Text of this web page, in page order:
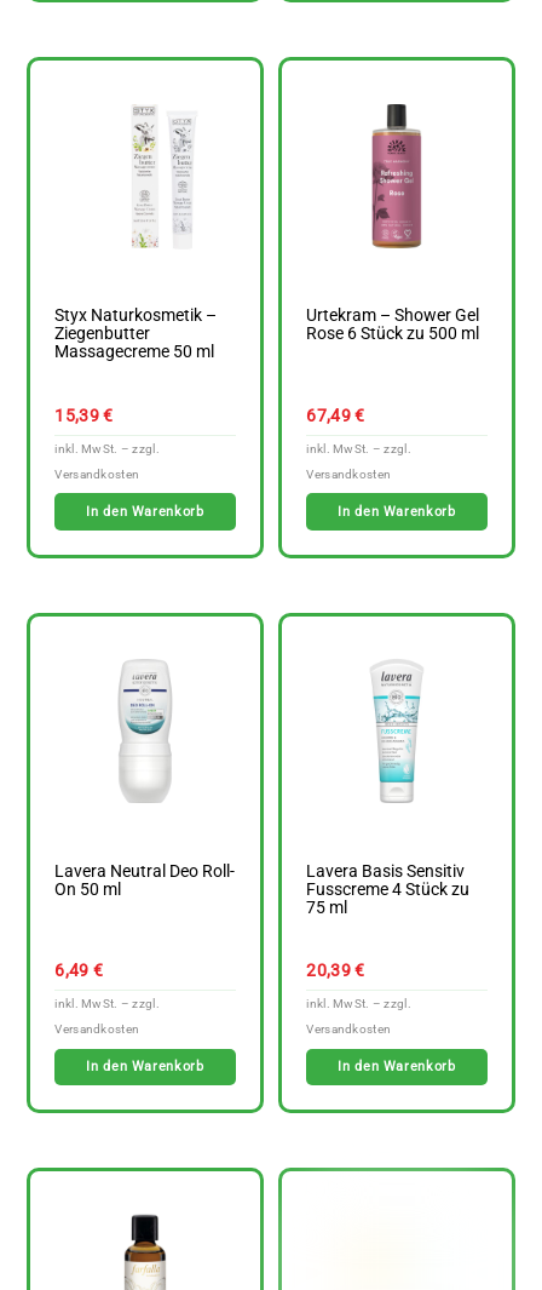
Styx Naturkosmetik –
Ziegenbutter
Massagecreme 50 ml
15,39€
In den Warenkorb
Urtekram – Shower Gel
Rose 6 Stück zu 500 ml
67,49€
In den Warenkorb
Lavera Neutral Deo Roll-
On 50 ml
6,49 €
In den Warenkorb
Lavera Basis Sensitiv
Fusscreme 4 Stück zu
75 ml
20,39€
In den Warenkorb